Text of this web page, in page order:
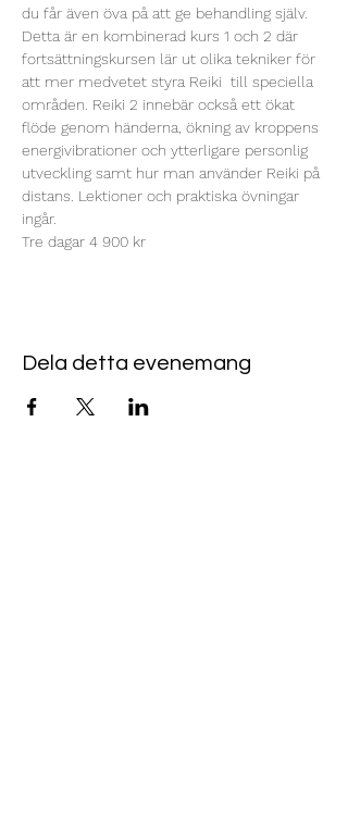
du får även öva på att ge behandling själv.
Detta är en kombinerad kurs 1 och 2 där
fortsättningskursen lär ut olika tekniker för
att mer medvetet styra Reiki  till speciella
områden. Reiki 2 innebär också ett ökat
flöde genom händerna, ökning av kroppens
energivibrationer och ytterligare personlig
utveckling samt hur man använder Reiki på
distans. Lektioner och praktiska övningar
ingår.
Tre dagar 4 900 kr
Dela detta evenemang